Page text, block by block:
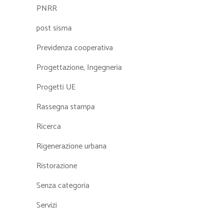
PNRR
post sisma
Previdenza cooperativa
Progettazione, Ingegneria
Progetti UE
Rassegna stampa
Ricerca
Rigenerazione urbana
Ristorazione
Senza categoria
Servizi